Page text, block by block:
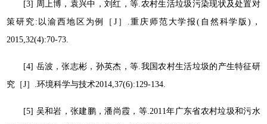
[3] 周上博，袁兴中，刘红，等.农村生活垃圾污染现状及处置对
策研究:以渝西地区为例［J］.重庆师范大学报(自然科学版)，
2015,32(4):70-73.
[4] 岳波，张志彬，孙英杰，等.我国农村生活垃圾的产生特征研
究［J］.环境科学与技术2014,37(6):129-134.
[5] 吴和岩，张建鹏，潘尚霞，等.2011年广东省农村垃圾和污水